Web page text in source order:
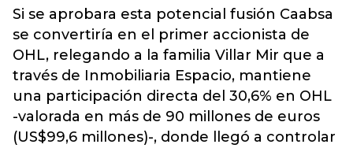
Si se aprobara esta potencial fusión Caabsa
se convertiría en el primer accionista de
OHL, relegando a la familia Villar Mir que a
través de Inmobiliaria Espacio, mantiene
una participación directa del 30,6% en OHL
-valorada en más de 90 millones de euros
(US$99,6 millones)-, donde llegó a controlar